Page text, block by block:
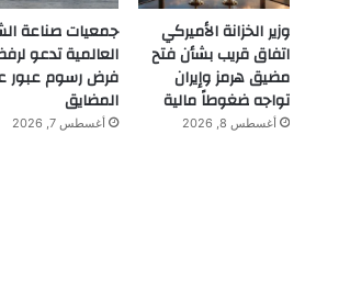
وزير الخزانة الأميركي
اتفاق قريب بشأن فتح
مضيق هرمز وإيران
تواجه ضغوطاً مالية
أغسطس 8, 2026
جمعيات صناعة
العالمية تدعو
فرض رسوم عبور
المضايق
أغسطس 7, 2026